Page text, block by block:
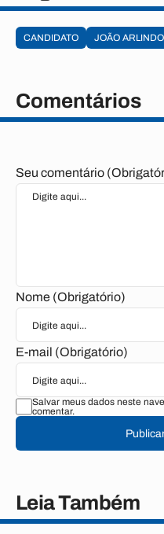
CANDIDATO JOÃO ARLINDO
Comentários
Seu comentário
Nome (Obrigatório)
E-mail (Obrigatório)
Salvar meus dados neste
comentar.
Leia Também